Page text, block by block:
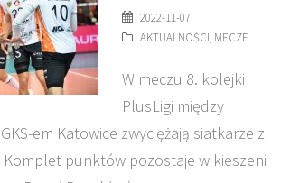
2022-11-07
AKTUALNOŚCI, MECZE
W meczu 8. kolejki
PlusLigi między
em Katowice zwyciężają siatkarze z
Komplet punktów pozostaje w kieszeni